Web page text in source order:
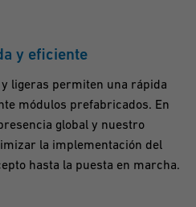
y eficiente
ligeras permiten una rápida
módulos prefabricados. En
global y nuestro
la implementación del
hasta la puesta en marcha.